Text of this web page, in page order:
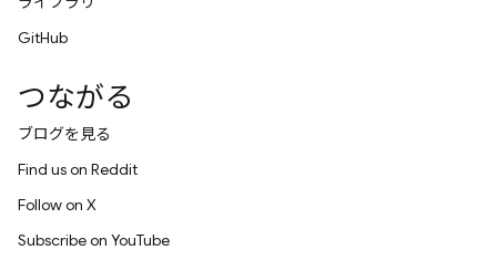
GitHub
つながる
ブログを見る
Find us on Reddit
Follow on X
Subscribe on YouTube